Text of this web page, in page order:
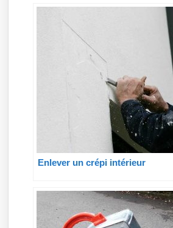
Enlever un crépi intérieur